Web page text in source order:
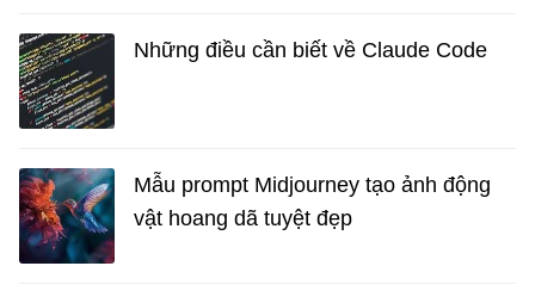
Những điều cần biết về Claude Code
Mẫu prompt Midjourney tạo ảnh động
vật hoang dã tuyệt đẹp